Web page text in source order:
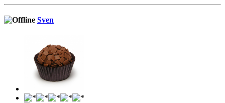
Sven